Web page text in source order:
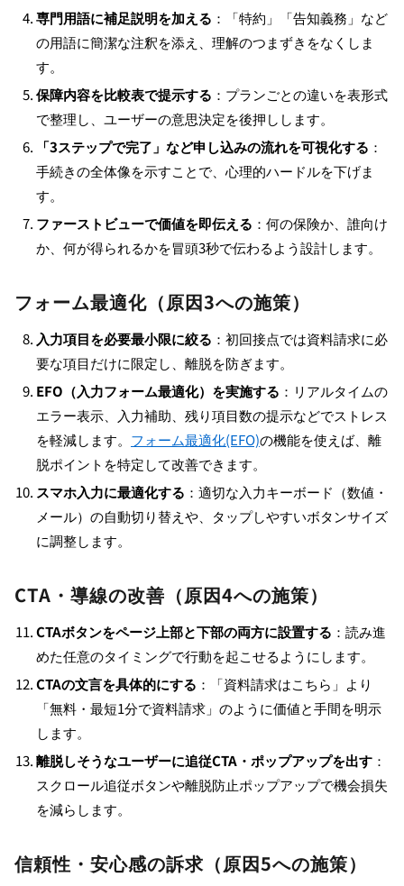
専門用語に補足説明を加える ：「特約」「告知義務」など
の用語に簡潔な注釈を添え、理解のつまずきをなくしま
す。
保障内容を比較表で提示する ：プランごとの違いを表形式
で整理し、ユーザーの意思決定を後押しします。
「3ステップで完了」など申し込みの流れを可視化する ：
手続きの全体像を示すことで、心理的ハードルを下げま
す。
ファーストビューで価値を即伝える ：何の保険か、誰向け
か、何が得られるかを冒頭3秒で伝わるよう設計します。
フォーム最適化（原因3への施策）
入力項目を必要最小限に絞る ：初回接点では資料請求に必
要な項目だけに限定し、離脱を防ぎます。
EFO（入力フォーム最適化）を実施する ：リアルタイムの
エラー表示、入力補助、残り項目数の提示などでストレス
を軽減します。 フォーム最適化(EFO)の機能を使えば、離
脱ポイントを特定して改善できます。
スマホ入力に最適化する ：適切な入力キーボード（数値・
メール）の自動切り替えや、タップしやすいボタンサイズ
に調整します。
CTA・導線の改善（原因4への施策）
CTAボタンをページ上部と下部の両方に設置する ：読み進
めた任意のタイミングで行動を起こせるようにします。
CTAの文言を具体的にする ：「資料請求はこちら」より
「無料・最短1分で資料請求」のように価値と手間を明示
します。
離脱しそうなユーザーに追従CTA・ポップアップを出す ：
スクロール追従ボタンや離脱防止ポップアップで機会損失
を減らします。
信頼性・安心感の訴求（原因5への施策）